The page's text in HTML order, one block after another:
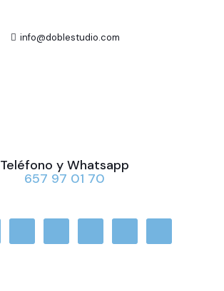
info@doblestudio.com
Teléfono y Whatsapp
657 97 01 70